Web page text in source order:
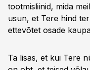
tootmisliinid, mida
usun, et Tere hind
ettevõtet osade
Ta lisas, et kui Tere